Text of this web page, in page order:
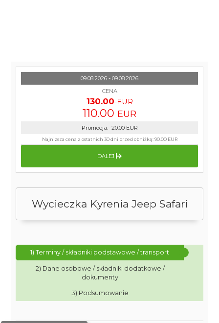
Wycieczka Kyrenia Jeep Safari
1) Terminy / składniki podstawowe / transport
2) Dane osobowe / składniki dodatkowe /
dokumenty
3) Podsumowanie
09.08.2026 - 09.08.2026
CENA
130.00 EUR
110.00 EUR
Promocja: -20.00 EUR
Najniższa cena z ostatnich 30 dni przed obniżką:90.00 EUR
DALEJ